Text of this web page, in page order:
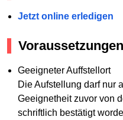
Jetzt online erledigen
Voraussetzungen
Geeigneter Auffstellort
Die Aufstellung darf nur
Geeignetheit zuvor von
schriftlich bestätigt